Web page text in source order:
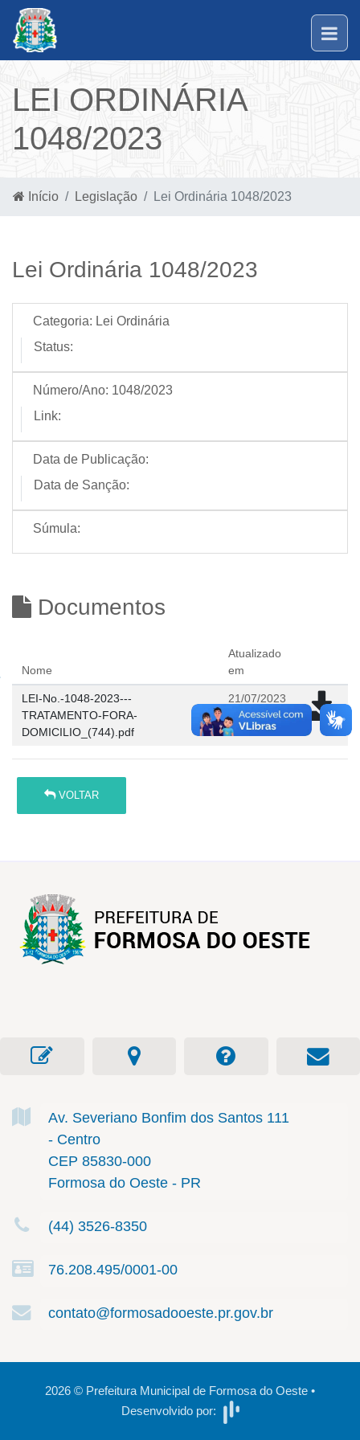
LEI ORDINÁRIA
1048/2023
Início Legislação Lei Ordinária 1048/2023
Lei Ordinária 1048/2023
Categoria: Lei Ordinária
Status:
Número/Ano: 1048/2023
Link:
Data de Publicação:
Data de Sanção:
Súmula:
Documentos
Nome
Atualizado
em
LEI-No.-1048-2023---
TRATAMENTO-FORA-
DOMICILIO_(744).pdf
21/07/2023
09:06
VOLTAR
Av. Severiano Bonfim dos Santos 111
- Centro
CEP 85830-000
Formosa do Oeste - PR
(44) 3526-8350
76.208.495/0001-00
contato@formosadooeste.pr.gov.br
2026 © Prefeitura Municipal de Formosa do Oeste •
Desenvolvido por: